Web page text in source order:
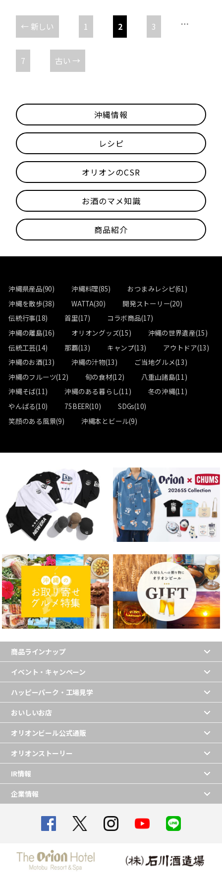
投
稿
ナ
ビ
ゲ
ー
シ
ョ
← 新しい 1 2 3 …
7 古い →
沖縄情報
レシピ
オリオンのCSR
お酒のマメ知識
商品紹介
沖縄県産品(90) 沖縄料理(85)
おつまみレシピ(61)
沖縄を散歩(38)
WATTA(30)
開発ストーリー(20)
伝統行事(18)
首里(17)
コラボ商品(17)
沖縄の離島(16)
オリオングッズ(15)
沖縄の世界遺産(15)
伝統工芸(14)
那覇(13) キャンプ(13)
アウトドア(13)
沖縄のお酒(13)
沖縄の汁物(13)
ご当地グルメ(13)
沖縄のフルーツ(12)
旬の食材(12)
八重山諸島(11)
沖縄そば(11)
沖縄のある暮らし(11)
冬の沖縄(11)
やんばる(10)
75BEER(10)
SDGs(10)
笑顔のある風景(9)
沖縄本とビール(9)
商品ラインナップ
イベント・キャンペーン
ハッピーパーク・工場見学
おいしいお店
オリオンビール公式通販
オリオンストーリー
IR情報
企業情報